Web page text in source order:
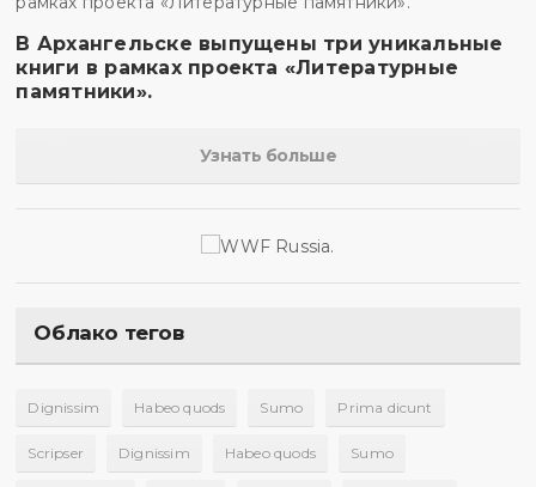
В Архангельске выпущены три уникальные
книги в рамках проекта «Литературные
памятники».
Узнать больше
Облако тегов
Dignissim Habeo quods Sumo Prima dicunt
Scripser Dignissim Habeo quods Sumo